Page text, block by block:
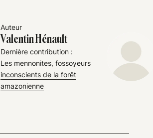
Auteur
Valentin Hénault
Dernière contribution :
Les mennonites, fossoyeurs
inconscients de la forêt
amazonienne